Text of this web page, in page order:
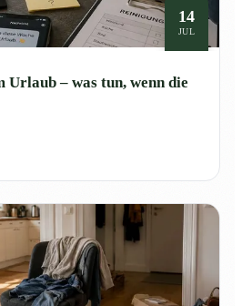
14
JUL
– was tun, wenn die